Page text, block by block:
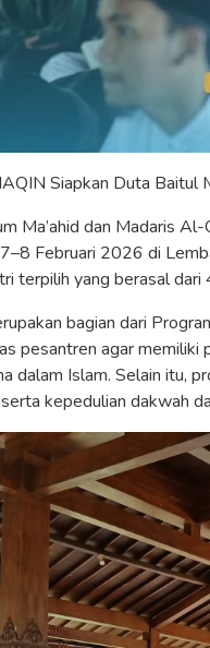
Siapkan Duta Baitul
Ma’ahid dan Madaris
Februari 2026 di
terpilih yang berasal
bagian dari
pesantren agar
dalam Islam. Selain itu,
kepedulian dakwah